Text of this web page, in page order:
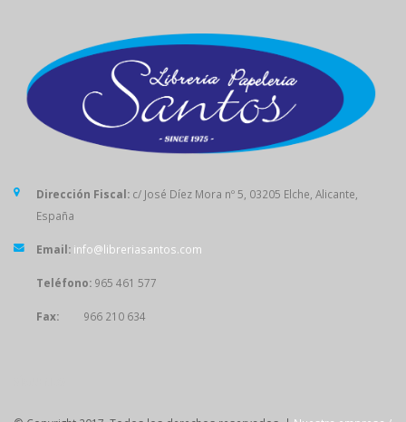
Dirección Fiscal: c/ José Díez Mora nº 5, 03205 Elche, Alicante,
España
Email: info@libreriasantos.com
Teléfono: 965 461 577
Fax: 966 210 634